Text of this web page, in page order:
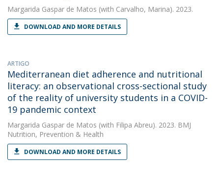
Margarida Gaspar de Matos (with Carvalho, Marina). 2023.
DOWNLOAD AND MORE DETAILS
ARTIGO
Mediterranean diet adherence and nutritional
literacy: an observational cross-sectional study
of the reality of university students in a COVID-
19 pandemic context
Margarida Gaspar de Matos (with Filipa Abreu). 2023. BMJ
Nutrition, Prevention & Health
DOWNLOAD AND MORE DETAILS